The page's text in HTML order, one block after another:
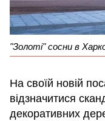
"Золоті" сосни в
На своїй новій
відзначитися
декоративних